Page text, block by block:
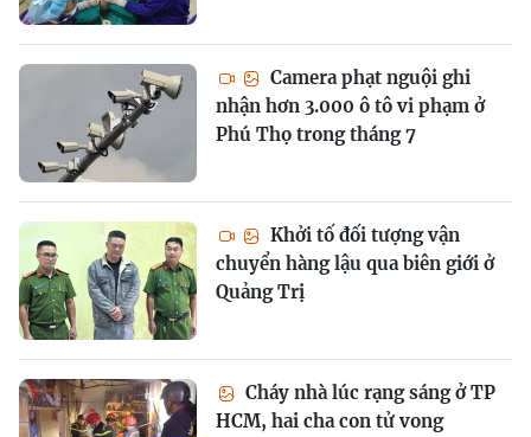
Camera phạt nguội ghi
nhận hơn 3.000 ô tô vi phạm ở
Phú Thọ trong tháng 7
Khởi tố đối tượng vận
chuyển hàng lậu qua biên giới ở
Quảng Trị
Cháy nhà lúc rạng sáng ở TP
HCM, hai cha con tử vong